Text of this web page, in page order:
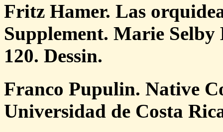
Fritz Hamer. Las
Supplement. Marie Selby
120. Dessin.
Franco Pupulin. Native
Universidad de Costa